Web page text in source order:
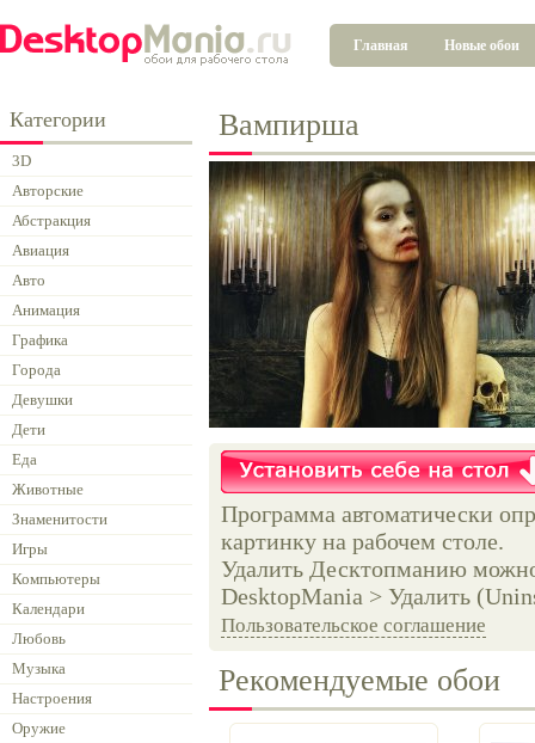
Главная Новые обои
Категории
3D
Авторские
Абстракция
Авиация
Авто
Анимация
Графика
Города
Девушки
Дети
Еда
Животные
Знаменитости
Игры
Компьютеры
Календари
Любовь
Музыка
Настроения
Оружие
Вампирша
Программа автоматически
картинку на рабочем столе.
Удалить Десктопманию
DesktopMania > Удалить
Пользовательское соглашение
Рекомендуемые обои